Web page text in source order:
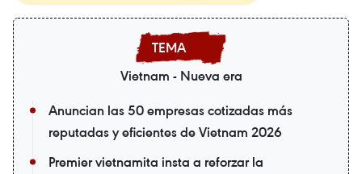
Vietnam - Nueva era
Anuncian las 50 empresas cotizadas más
reputadas y eficientes de Vietnam 2026
Premier vietnamita insta a reforzar la